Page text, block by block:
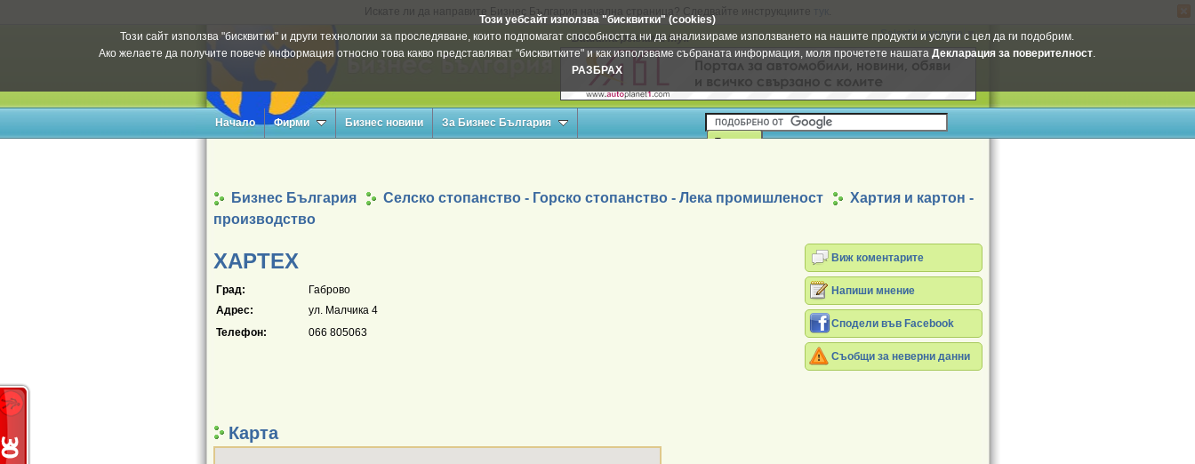
Искате ли да направите Бизнес България начална страница? Следвайте инструкциите
Този уебсайт използва "бисквитки" (cookies)
Този сайт използва "бисквитки" и други технологии за проследяване, които подпомагат способността ни да анализираме използването на нашите продукти и услуги с цел да ги подобрим.
Ако желаете да получите повече информация относно това какво представляват "бисквитките" и как използваме събраната информация, моля прочетете нашатаДекларация за поверителност.
РАЗБРАХ
Select Language ▼
Вашата реклама тук
Начало Фирми Бизнес новини За Бизнес България
Бизнес България Селско стопанство - Горско стопанство - Лека промишленост
Хартия и картон -
производство
ХАРТЕХ
Град:
Габрово
Адрес:
ул. Малчика 4
Телефон:
066 805063
Карта
Виж коментарите
Напиши мнение
Сподели във Facebook
Съобщи за неверни данни